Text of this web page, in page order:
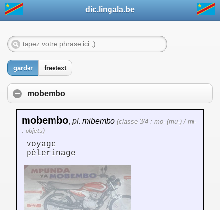
dic.lingala.be
garder freetext
mobembo
mobembo, pl. mibembo (classe 3/4 : mo- (mu-) / mi-
: objets)
voyage
pèlerinage